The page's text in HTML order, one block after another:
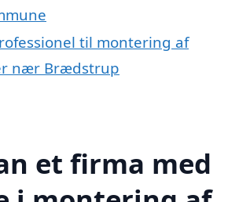
til montering af
nær Brædstrup
et firma med